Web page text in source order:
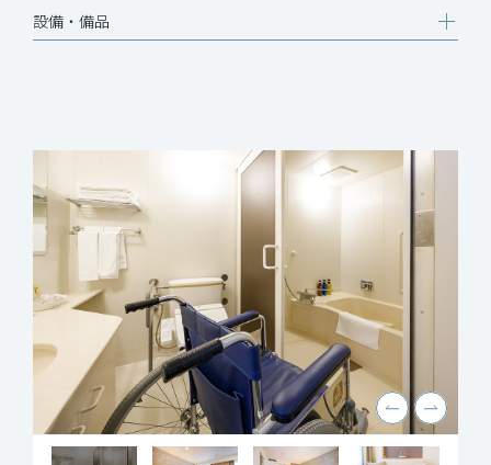
設備‧備品